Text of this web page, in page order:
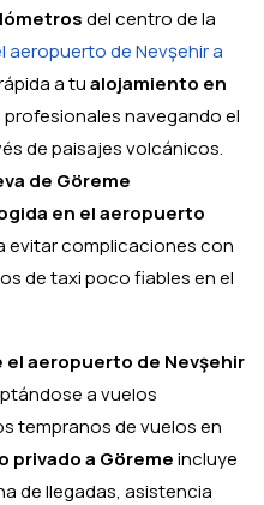
del centro de la
aeropuerto de Nevşehir a
a tualojamiento en
navegando el
de paisajes volcánicos.
de Göreme
en el aeropuerto
evitar complicaciones con
de taxi poco fiables en el
aeropuerto de Nevşehir
a vuelos
tempranos de vuelos en
privado a Göremeincluye
de llegadas, asistencia